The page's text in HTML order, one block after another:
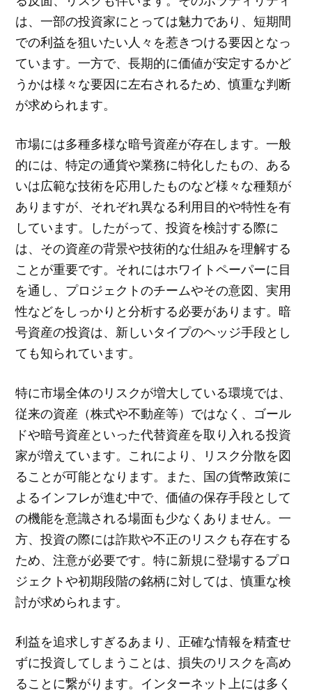
は、一部の投資家にとっては魅力であり、短期間
での利益を狙いたい人々を惹きつける要因となっ
ています。一方で、長期的に価値が安定するかど
うかは様々な要因に左右されるため、慎重な判断
が求められます。
市場には多種多様な暗号資産が存在します。一般
的には、特定の通貨や業務に特化したもの、ある
いは広範な技術を応用したものなど様々な種類が
ありますが、それぞれ異なる利用目的や特性を有
しています。したがって、投資を検討する際に
は、その資産の背景や技術的な仕組みを理解する
ことが重要です。それにはホワイトペーパーに目
を通し、プロジェクトのチームやその意図、実用
性などをしっかりと分析する必要があります。暗
号資産の投資は、新しいタイプのヘッジ手段とし
ても知られています。
特に市場全体のリスクが増大している環境では、
従来の資産（株式や不動産等）ではなく、ゴール
ドや暗号資産といった代替資産を取り入れる投資
家が増えています。これにより、リスク分散を図
ることが可能となります。また、国の貨幣政策に
よるインフレが進む中で、価値の保存手段として
の機能を意識される場面も少なくありません。一
方、投資の際には詐欺や不正のリスクも存在する
ため、注意が必要です。特に新規に登場するプロ
ジェクトや初期段階の銘柄に対しては、慎重な検
討が求められます。
利益を追求しすぎるあまり、正確な情報を精査せ
ずに投資してしまうことは、損失のリスクを高め
ることに繋がります。インターネット上には多く